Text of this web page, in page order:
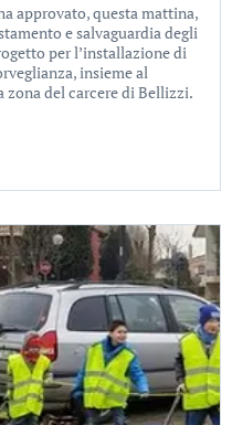
approvato, questa mattina,
e salvaguardia degli
per l’installazione di
insieme al
zona del carcere di Bellizzi.